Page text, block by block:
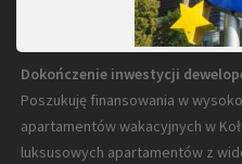
Dokończenie inwestycji
Poszukuję finansowania w
apartamentów wakacyjnych w
luksusowych apartamentów z